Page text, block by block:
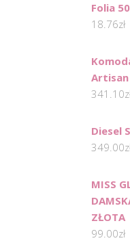
Folia
18.76zł
Artisan
341.10
Diesel
349.00
MISS
ZŁOTA
99.00zł